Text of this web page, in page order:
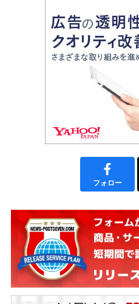
フォロー